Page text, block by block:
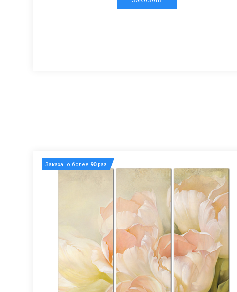
Заказано более 90раз